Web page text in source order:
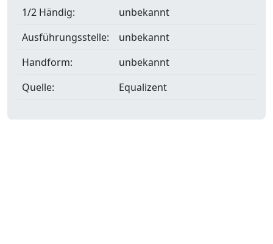
1/2 Händig:
unbekannt
Ausführungsstelle:
unbekannt
Handform:
unbekannt
Quelle:
Equalizent